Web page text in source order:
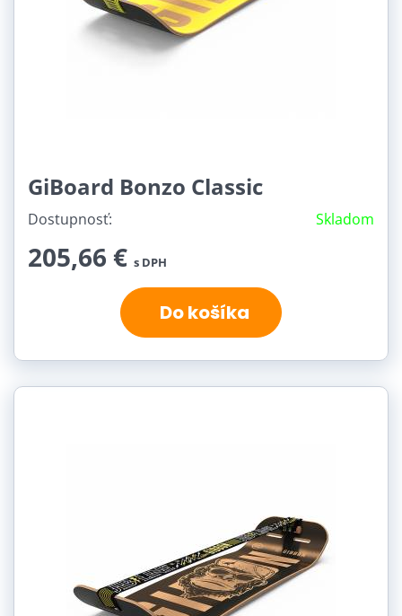
GiBoard Bonzo Classic
Dostupnosť: Skladom
205,66 € s DPH
Do košíka